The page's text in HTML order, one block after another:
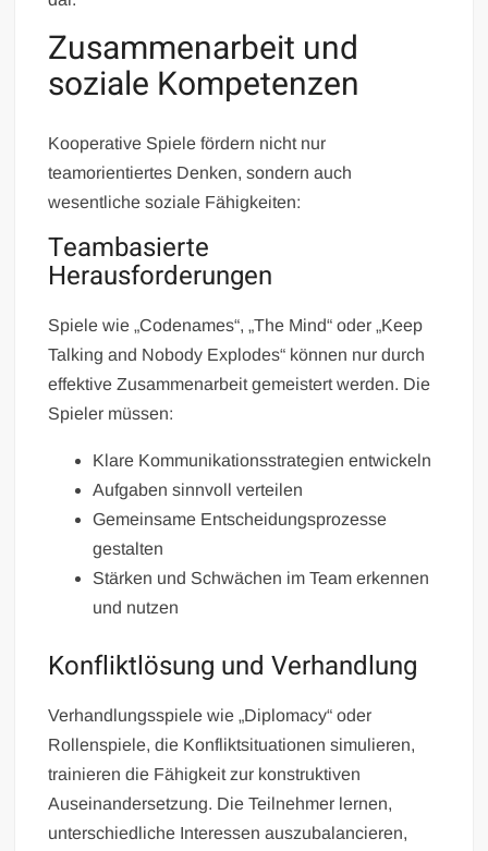
Zusammenarbeit und
soziale Kompetenzen
Kooperative Spiele fördern nicht nur
teamorientiertes Denken, sondern auch
wesentliche soziale Fähigkeiten:
Teambasierte
Herausforderungen
Spiele wie „Codenames“, „The Mind“ oder „Keep
Talking and Nobody Explodes“ können nur durch
effektive Zusammenarbeit gemeistert werden. Die
Spieler müssen:
Klare Kommunikationsstrategien entwickeln
Aufgaben sinnvoll verteilen
Gemeinsame Entscheidungsprozesse
gestalten
Stärken und Schwächen im Team erkennen
und nutzen
Konfliktlösung und Verhandlung
Verhandlungsspiele wie „Diplomacy“ oder
Rollenspiele, die Konfliktsituationen simulieren,
trainieren die Fähigkeit zur konstruktiven
Auseinandersetzung. Die Teilnehmer lernen,
unterschiedliche Interessen auszubalancieren,